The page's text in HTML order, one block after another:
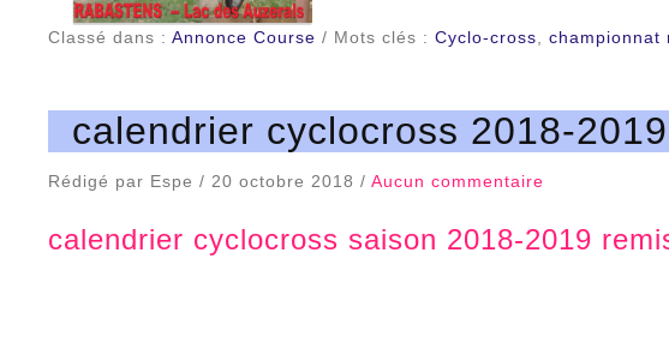
Classé dans : Annonce Course / Mots clés : Cyclo-cross championnat
calendrier cyclocross 2018-
Rédigé par Espe / 20 octobre 2018 / Aucun commentaire
calendrier cyclocross saison 2018-2019